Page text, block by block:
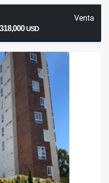
Venta
USD